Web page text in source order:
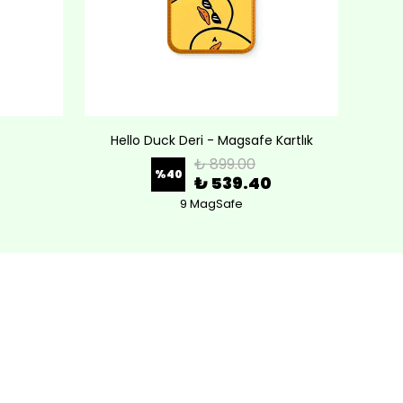
Hello Duck Deri - Magsafe Kartlık
%40 ₺ 899.00
₺ 539.40
9 MagSafe